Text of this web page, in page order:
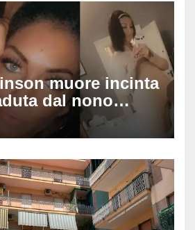
muore incinta
dal nono
nasce 30
e sta bene